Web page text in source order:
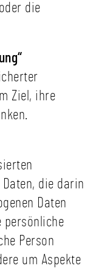
die
Ziel, ihre
die darin
Daten
persönliche
Person
um Aspekte